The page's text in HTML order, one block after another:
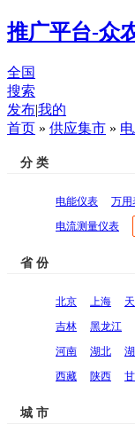
推广平台-众
全国
搜索
发布|我的
首页 » 供应集市 »
分 类
电能仪表 万用
电流测量仪表
省 份
北京 上海
吉林
黑龙江
河南
湖北
西藏
陕西
城 市